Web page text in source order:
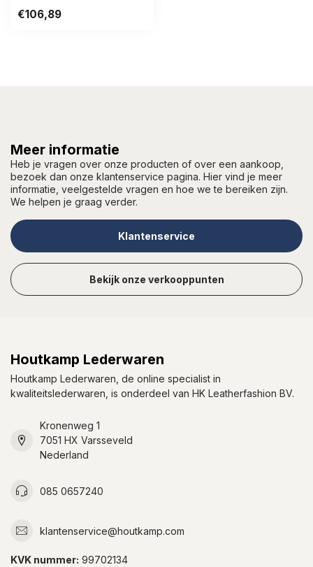
€106,89
Meer informatie
Heb je vragen over onze producten of over een aankoop,
bezoek dan onze klantenservice pagina. Hier vind je meer
informatie, veelgestelde vragen en hoe we te bereiken zijn.
We helpen je graag verder.
Klantenservice
Bekijk onze verkooppunten
Houtkamp Lederwaren
Houtkamp Lederwaren, de online specialist in
kwaliteitslederwaren, is onderdeel van HK Leatherfashion BV.
Kronenweg 1
7051 HX Varsseveld
Nederland
085 0657240
klantenservice@houtkamp.com
KVK nummer: 99702134